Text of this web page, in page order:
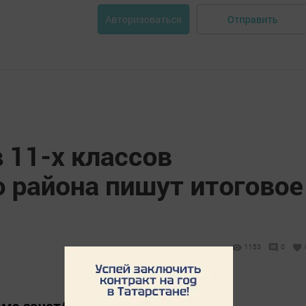
Авторизоваться Отправить
х классов
пишут итоговое
1153 0